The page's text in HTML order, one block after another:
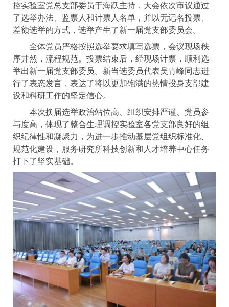
控实验室党总支部委员于海跃主持，大会依次审议通过
了选举办法、监票人和计票人名单，并以无记名投票、
差额选举的方式，选举产生了新一届党支部委员会。
全体党员严格按照选举要求填写选票，会议现场秩
序井然，流程规范。投票结束后，经现场计票，顺利选
举出新一届党支部委员。新当选委员代表吴青峰同志进
行了表态发言，表达了将以更加饱满的热情投身支部建
设和科研工作的坚定信心。
本次换届选举政治站位高、组织安排严谨、党员参
与度高，体现了整合生理调控实验室各党支部良好的组
织纪律性和凝聚力，为进一步推动基层党组织标准化、
规范化建设，服务研究所科技创新和人才培养中心任务
打下了坚实基础。